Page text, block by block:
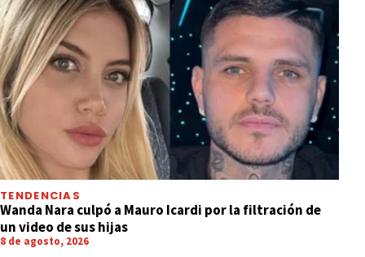
TENDENCIAS
Wanda Nara culpó a Mauro Icardi por la filtración de
un video de sus hijas
8 de agosto, 2026